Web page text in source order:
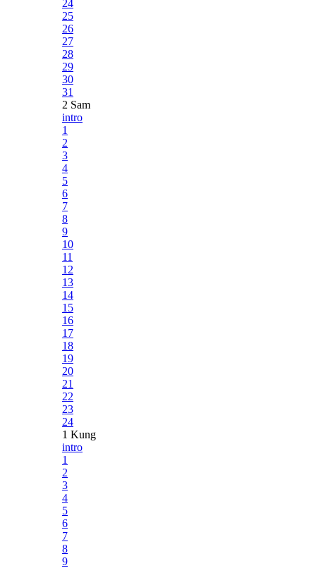
24
25
26
27
28
29
30
31
2 Sam
intro
1
2
3
4
5
6
7
8
9
10
11
12
13
14
15
16
17
18
19
20
21
22
23
24
1 Kung
intro
1
2
3
4
5
6
7
8
9